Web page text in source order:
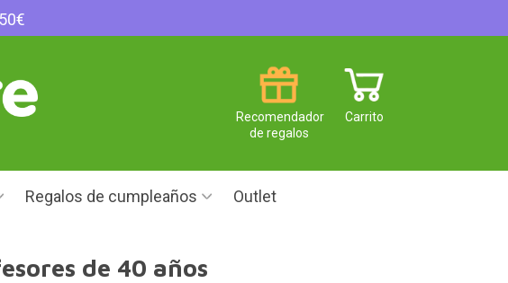
Carrito
Recomendador
de regalos
Regalos de cumpleaños Outlet
de 40 años